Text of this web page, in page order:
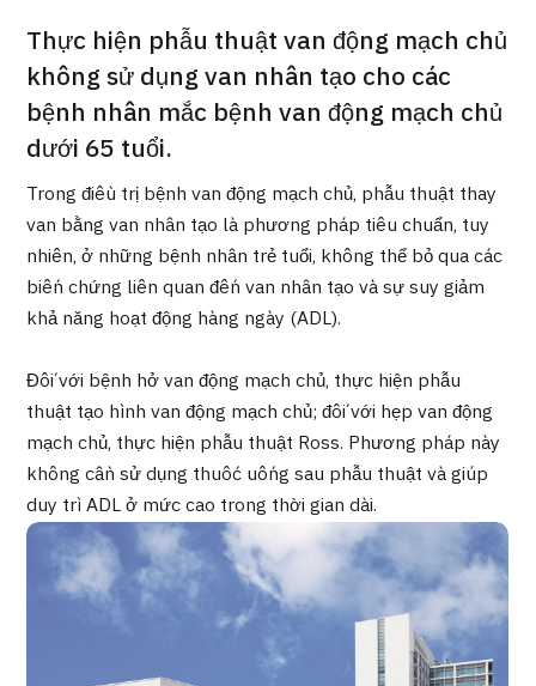
TOP
Bệnh nhân QT
Về Japan Medical
Quy trình khám chữa bệnh
Tìm theo bộ phận / bệnh
Tìm theo xét nghiệm / phương pháp /
cách điều trị
Tìm kiếm y học thẩm mỹ
Nội dung nổi bật
Tin tức
Thực hiện phẫu thuật van động mạch chủ
không sử dụng van nhân tạo cho các
bệnh nhân mắc bệnh van động mạch chủ
dưới 65 tuổi.
Trong điều trị bệnh van động mạch chủ, phẫu thuật thay
van bằng van nhân tạo là phương pháp tiêu chuẩn, tuy
nhiên, ở những bệnh nhân trẻ tuổi, không thể bỏ qua các
biến chứng liên quan đến van nhân tạo và sự suy giảm
khả năng hoạt động hàng ngày (ADL).
Đối với bệnh hở van động mạch chủ, thực hiện phẫu
thuật tạo hình van động mạch chủ; đối với hẹp van động
mạch chủ, thực hiện phẫu thuật Ross. Phương pháp này
không cần sử dụng thuốc uống sau phẫu thuật và giúp
duy trì ADL ở mức cao trong thời gian dài.